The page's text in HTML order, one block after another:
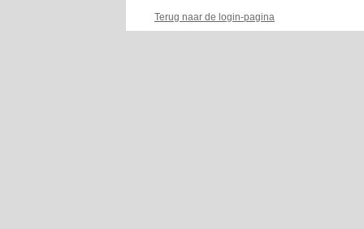
Terug naar de login-pagina